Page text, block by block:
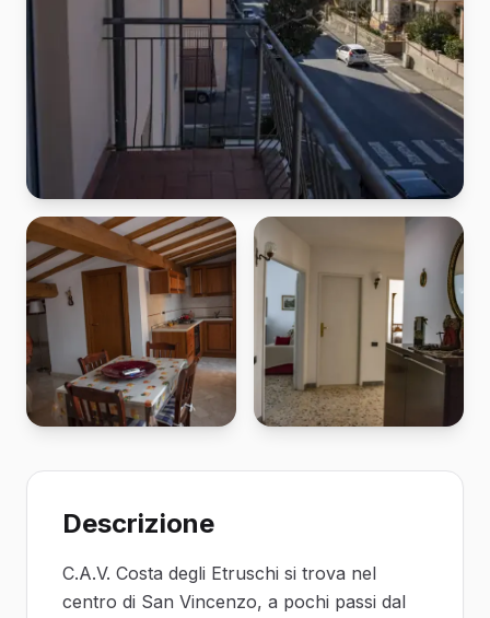
Descrizione
C.A.V. Costa degli Etruschi si trova nel
centro di San Vincenzo, a pochi passi dal